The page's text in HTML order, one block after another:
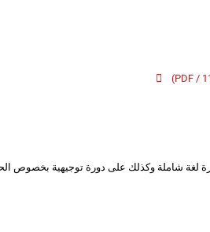
)
لغة شاملة وكذلك على دورة توجيهية بخصوص